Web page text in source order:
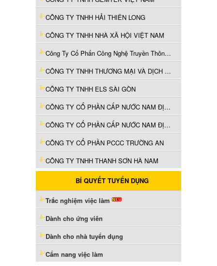
CÔNG TY TNHH HẢI THIÊN LONG
CÔNG TY TNHH NHÀ XÃ HỘI VIỆT NAM
Công Ty Cổ Phẩn Công Nghệ Truyền Thông Á Việt
CÔNG TY TNHH THƯƠNG MẠI VÀ DỊCH VỤ TỔNG HỢP H&H
CÔNG TY TNHH ELS SÀI GÒN
CÔNG TY CỔ PHẦN CẤP NƯỚC NAM ĐỊNH
CÔNG TY CỔ PHẦN CẤP NƯỚC NAM ĐỊNH
CÔNG TY CỔ PHẦN PCCC TRƯỜNG AN
CÔNG TY TNHH THANH SƠN HÀ NAM
BÍ QUYẾT TUYỂN DỤNG
Trắc nghiệm việc làm
Dành cho ứng viên
Dành cho nhà tuyển dụng
Cẩm nang việc làm